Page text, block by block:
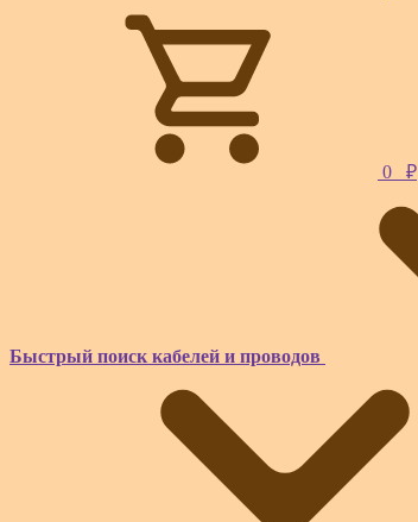
0 ₽
Быстрый поиск кабелей и проводов